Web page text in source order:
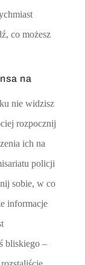
co możesz
na
nie widzisz
rozpocznij
ich na
policji
sobie, w co
informacje
bliskiego –